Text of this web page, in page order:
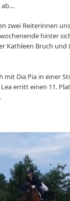
ab…
zwei Reiterinnen
hinter
Kathleen Bruch und
mit Dia Pia in einer
erritt einen 11.